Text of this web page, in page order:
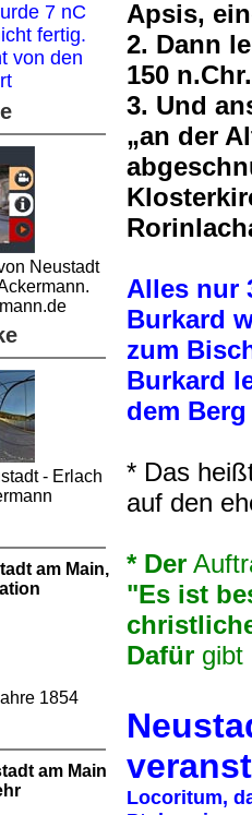
7 nC
fertig.
von den
Neustadt
- Erlach
am Main,
1854
am Main
Apsis,
2. Dann
150
3. Und
„an der
Alles nur
Burkard
zum
Burkard
dem
* Das
auf den
* Der
"Es ist
Dafür gibt
Locoritum,